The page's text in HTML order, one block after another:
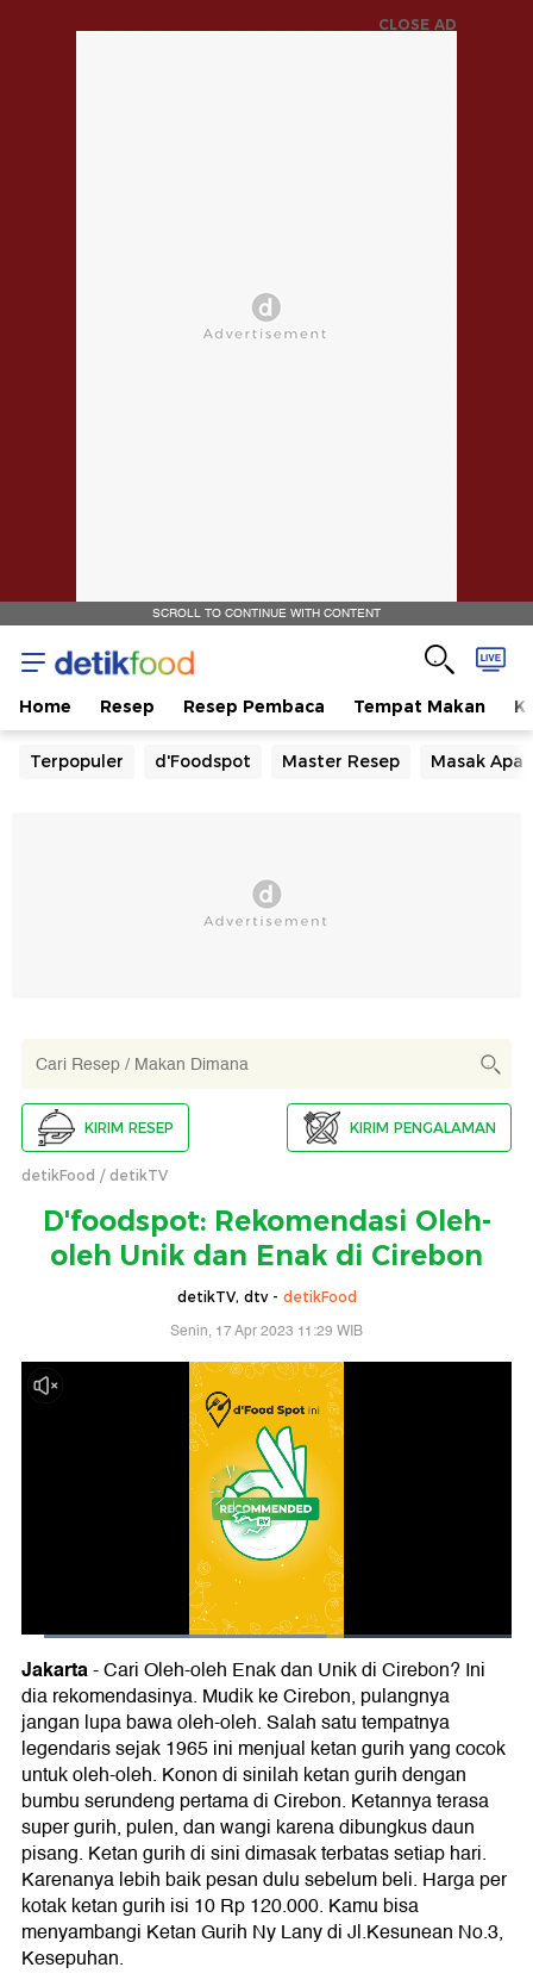
CLOSE AD
SCROLL TO CONTINUE WITH CONTENT
Home Resep Resep Pembaca Tempat Makan
Terpopuler d'Foodspot Master Resep Masak Apa
KIRIM RESEP KIRIM PENGALAMAN
detikFood detikTV
D'foodspot: Rekomendasi Oleh-
oleh Unik dan Enak di Cirebon
detikTV, dtv - detikFood
Senin, 17 Apr 2023 11:29 WIB
Jakarta- Cari Oleh-oleh Enak dan Unik di Cirebon? Ini
dia rekomendasinya. Mudik ke Cirebon, pulangnya
jangan lupa bawa oleh-oleh. Salah satu tempatnya
legendaris sejak 1965 ini menjual ketan gurih yang cocok
untuk oleh-oleh. Konon di sinilah ketan gurih dengan
bumbu serundeng pertama di Cirebon. Ketannya terasa
super gurih, pulen, dan wangi karena dibungkus daun
pisang. Ketan gurih di sini dimasak terbatas setiap hari.
Karenanya lebih baik pesan dulu sebelum beli. Harga per
kotak ketan gurih isi 10 Rp 120.000. Kamu bisa
menyambangi Ketan Gurih Ny Lany di Jl.Kesunean No.3,
Kesepuhan.